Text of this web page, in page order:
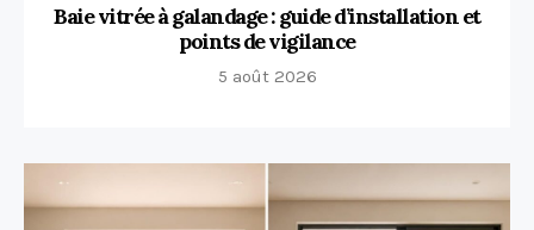
Baie vitrée à galandage : guide d’installation et
points de vigilance
5 août 2026